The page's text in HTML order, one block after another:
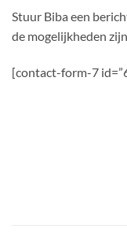
Stuur Biba een
de mogelijkheden
[contact-form-7